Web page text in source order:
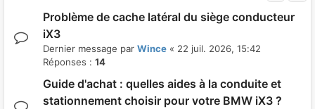
Problème de cache latéral du siège conducteur
iX3
Dernier message par Wince « 22 juil. 2026, 15:42
Réponses : 14
Guide d'achat : quelles aides à la conduite et
stationnement choisir pour votre BMW iX3 ?